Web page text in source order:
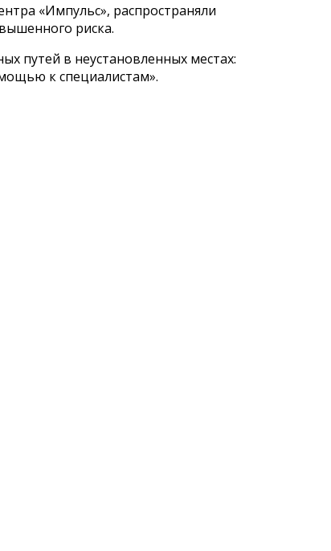
«Импульс», распространяли
риска.
путей в неустановленных местах:
к специалистам».